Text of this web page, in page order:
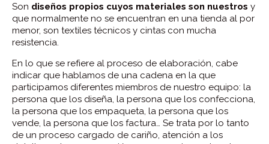
Son diseños propios cuyos materiales son nuestros y
que normalmente no se encuentran en una tienda al por
menor, son textiles técnicos y cintas con mucha
resistencia.
En lo que se refiere al proceso de elaboración, cabe
indicar que hablamos de una cadena en la que
participamos diferentes miembros de nuestro equipo: la
persona que los diseña, la persona que los confecciona,
la persona que los empaqueta, la persona que los
vende, la persona que los factura… Se trata por lo tanto
de un proceso cargado de cariño, atención a los